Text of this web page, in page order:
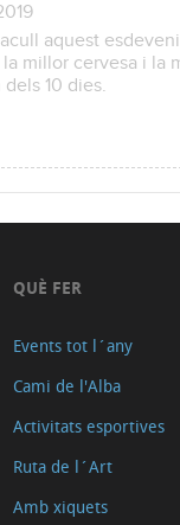
aquest
millor cervesa i la
10 dies.
QUÈ FER
Events tot l´any
Cami de l'Alba
Activitats esportives
Ruta de l´Art
Amb xiquets